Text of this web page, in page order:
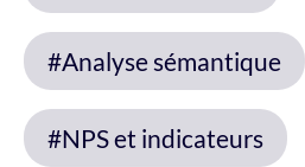
#Analyse sémantique
#NPS et indicateurs